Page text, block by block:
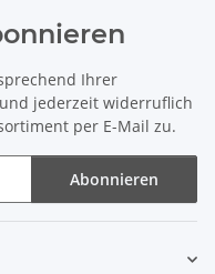
Ihrer
jederzeit widerruflich
per E-Mail zu.
Abonnieren